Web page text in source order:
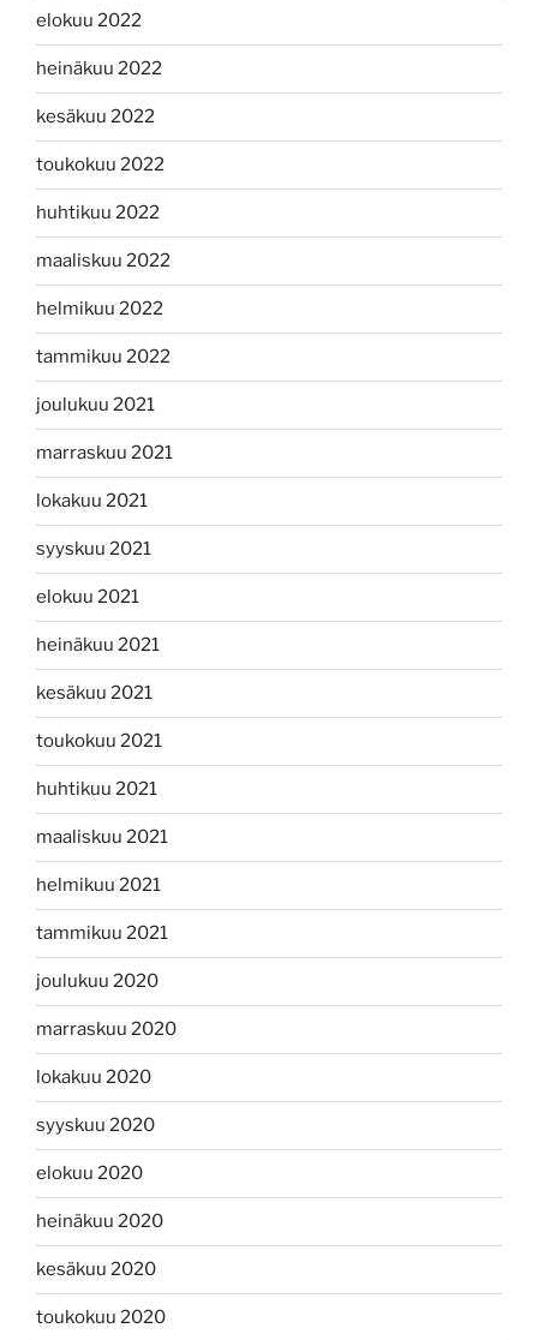
elokuu 2022
heinäkuu 2022
kesäkuu 2022
toukokuu 2022
huhtikuu 2022
maaliskuu 2022
helmikuu 2022
tammikuu 2022
joulukuu 2021
marraskuu 2021
lokakuu 2021
syyskuu 2021
elokuu 2021
heinäkuu 2021
kesäkuu 2021
toukokuu 2021
huhtikuu 2021
maaliskuu 2021
helmikuu 2021
tammikuu 2021
joulukuu 2020
marraskuu 2020
lokakuu 2020
syyskuu 2020
elokuu 2020
heinäkuu 2020
kesäkuu 2020
toukokuu 2020